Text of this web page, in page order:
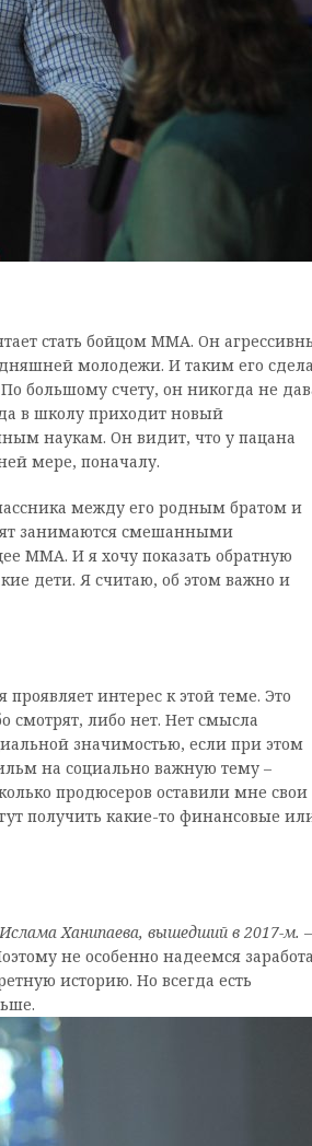
стать бойцом ММА. Он
молодежи. И таким его
большому счету, он никогда не
в школу приходит новый
наукам. Он видит, что у пацана
мере, поначалу.
между его родным братом и
занимаются смешанными
ММА. И я хочу показать обратную
дети. Я считаю, об этом важно и
интерес к этой теме. Это
либо нет. Нет смысла
значимостью, если при этом
на социально важную тему –
продюсеров оставили мне свои
получить какие-то финансовые
Ханипаева, вышедший в 2017-м. –
не особенно надеемся
историю. Но всегда есть